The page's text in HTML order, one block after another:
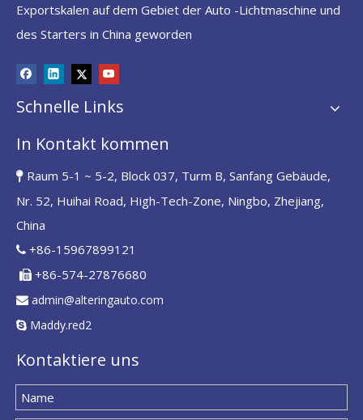
Exportskalen auf dem Gebiet der Auto -Lichtmaschine und
des Starters in China geworden
Schnelle Links
In Kontakt kommen
 Raum 5-1 ~ 5-2, Block 037, Turm B, Sanfang Gebäude,
Nr. 52, Huihai Road, High-Tech-Zone, Ningbo, Zhejiang,
China
 +86-15967899121
 +86-574-27876680
 admin@alteringauto.com
 Maddy.red2
Kontaktiere uns